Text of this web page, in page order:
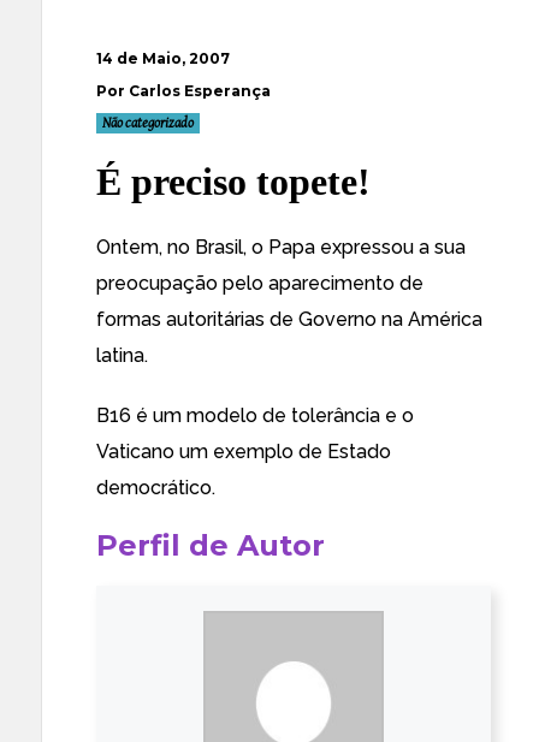
14 de Maio, 2007
Por Carlos Esperança
Não categorizado
É preciso topete!
Ontem, no Brasil, o Papa expressou a sua
preocupação pelo aparecimento de
formas autoritárias de Governo na América
latina.
B16 é um modelo de tolerância e o
Vaticano um exemplo de Estado
democrático.
Perfil de Autor